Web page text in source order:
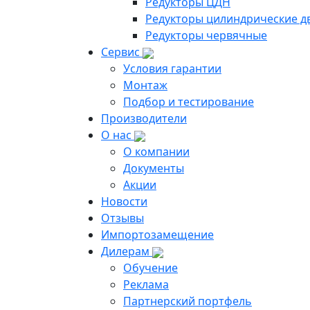
Редукторы цилиндрические
Редукторы червячные
Сервис
Условия гарантии
Монтаж
Подбор и тестирование
Производители
О нас
О компании
Документы
Акции
Новости
Отзывы
Импортозамещение
Дилерам
Обучение
Реклама
Партнерский портфель